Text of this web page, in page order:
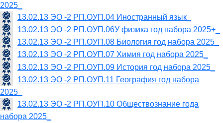
2025_
13.02.13 ЭО -2 РП.ОУП.04 Иностранный язык_
13.02.13 ЭО -2 РП.ОУП.06У физика год набора 2025+_
13.02.13 ЭО -2 РП.ОУП.08 Биология год набора 2025_
13.02.13 ЭО -2 РП.ОУП.07 Химия год набора 2025_
13.02.13 ЭО -2 РП.ОУП.09 История год набора 2025_
13.02.13 ЭО -2 РП.ОУП.11 География год набора
2025_
13.02.13 ЭО -2 РП.ОУП.10 Обществознание года
набора 2025_